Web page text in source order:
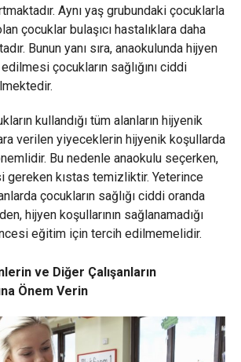
Aynı yaş grubundaki çocuklarla
çocuklar bulaşıcı hastalıklara daha
Bunun yanı sıra, anaokulunda hijyen
çocukların sağlığını ciddi
kullandığı tüm alanların hijyenik
verilen yiyeceklerin hijyenik koşullarda
Bu nedenle anaokulu seçerken,
gereken kıstas temizliktir. Yeterince
çocukların sağlığı ciddi oranda
hijyen koşullarının sağlanamadığı
eğitim için tercih edilmemelidir.
ve Diğer Çalışanların
Önem Verin